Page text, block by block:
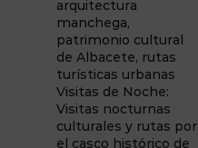
arquitectura
manchega,
patrimonio cultural
de Albacete, rutas
turísticas urbanas
Visitas de Noche:
Visitas nocturnas
culturales y rutas por
el casco histórico de